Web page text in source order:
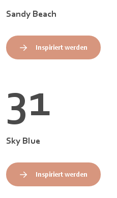
Sandy Beach
Inspiriert werden
31
Sky Blue
Inspiriert werden